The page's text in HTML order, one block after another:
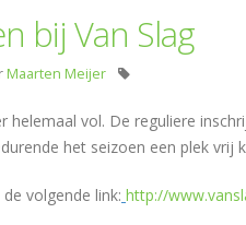
bij Van Slag
Maarten Meijer
helemaal vol. De reguliere
het seizoen een plek vrij
volgende link: http://